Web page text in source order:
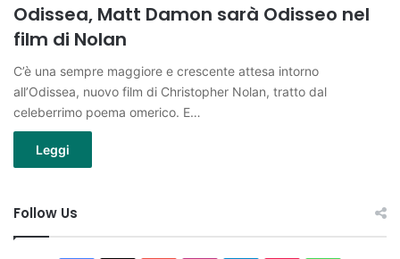
Odissea, Matt Damon sarà Odisseo nel
film di Nolan
C’è una sempre maggiore e crescente attesa intorno
all’Odissea, nuovo film di Christopher Nolan, tratto dal
celeberrimo poema omerico. E…
Leggi
Follow Us